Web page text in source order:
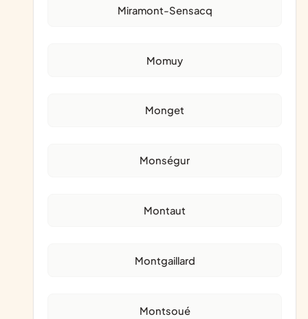
Miramont-Sensacq
Momuy
Monget
Monségur
Montaut
Montgaillard
Montsoué